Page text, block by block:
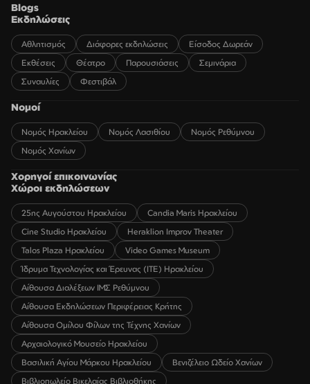
Blogs
Εκδηλώσεις
Αθλητισμός Διάφορες εκδηλώσεις
Είσοδος Δωρεάν
Εκθέσεις
Θέατρο Παρουσιάσεις
Σεμινάρια
Συναυλίες
Φεστιβάλ
Νομοί
Νομός Ηρακλείου Νομός Λασιθίου
Νομός Ρεθύμνου
Νομός Χανίων
Χορηγοί επικοινωνίας
Χώροι εκδηλώσεων
25ης Αυγούστου Ηρακλείου
Candia Maris Ηρακλείου
Cine Studio Ηρακλείου
Heraklion Improv Theater
Talos Plaza Ηρακλείου
Video Games Museum
Ίδρυμα Τεχνολογίας και Έρευνας (ΙΤΕ) Ηρακλείου
Αίθουσα Διαλέξεων ΙΜΣ Ρεθύμνου
Αίθουσα Εκδηλώσεων Περιφέρειας Κρήτης
Αίθουσα Ομίλου Φίλων της Τέχνης Χανίων
Αρχαιολογικό Μουσείο Ηρακλείου
Βασιλική Αγίου Μάρκου Ηρακλείου
Βενιζέλειο Ωδείο Χανίων
Βιβλιοπωλείο Βικελαίας Βιβλιοθήκης